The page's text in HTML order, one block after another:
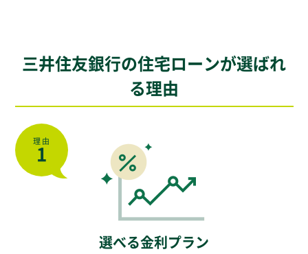
三井住友銀行の住宅ローンが選ばれ
る理由
理由
1
選べる金利プラン